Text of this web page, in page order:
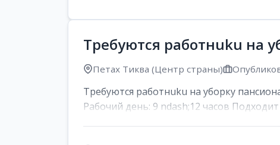
Требуются работнuku на
Петах Тиква (Центр страны)
Требуются работнuku на уборку
Рабочий день: 9 ndash;12 часов